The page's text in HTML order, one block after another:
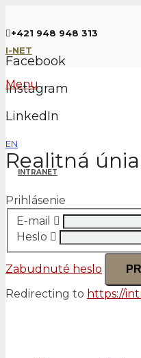
+421 948 948 313
Facebook
Instagram
LinkedIn
EN
INTRANET
I-NET
Menu
Realitná únia
Prihlásenie
E-mail
Heslo
Zabudnuté heslo
Redirecting to https://